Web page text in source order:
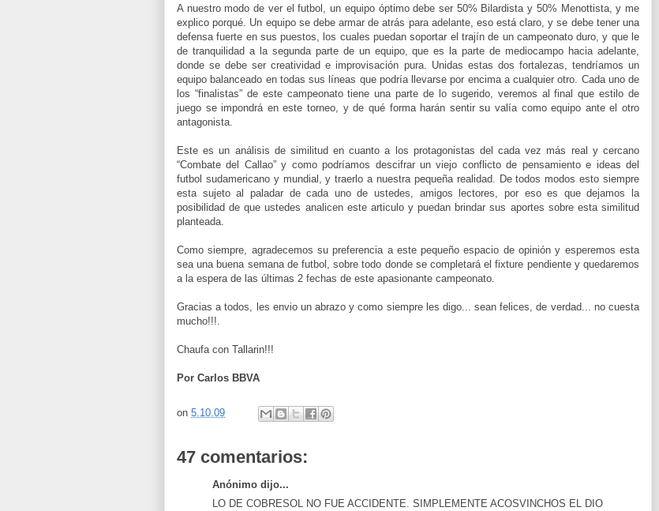
A nuestro modo de ver el futbol, un equipo óptimo debe ser 50% Bilardista y 50% Menottista, y me
explico porqué. Un equipo se debe armar de atrás para adelante, eso está claro, y se debe tener una
defensa fuerte en sus puestos, los cuales puedan soportar el trajín de un campeonato duro, y que le
de tranquilidad a la segunda parte de un equipo, que es la parte de mediocampo hacia adelante,
donde se debe ser creatividad e improvisación pura. Unidas estas dos fortalezas, tendríamos un
equipo balanceado en todas sus líneas que podría llevarse por encima a cualquier otro. Cada uno de
los “finalistas” de este campeonato tiene una parte de lo sugerido, veremos al final que estilo de
juego se impondrá en este torneo, y de qué forma harán sentir su valía como equipo ante el otro
antagonista.
Este es un análisis de similitud en cuanto a los protagonistas del cada vez más real y cercano
“Combate del Callao” y como podríamos descifrar un viejo conflicto de pensamiento e ideas del
futbol sudamericano y mundial, y traerlo a nuestra pequeña realidad. De todos modos esto siempre
esta sujeto al paladar de cada uno de ustedes, amigos lectores, por eso es que dejamos la
posibilidad de que ustedes analicen este articulo y puedan brindar sus aportes sobre esta similitud
planteada.
Como siempre, agradecemos su preferencia a este pequeño espacio de opinión y esperemos esta
sea una buena semana de futbol, sobre todo donde se completará el fixture pendiente y quedaremos
a la espera de las últimas 2 fechas de este apasionante campeonato.
Gracias a todos, les envio un abrazo y como siempre les digo... sean felices, de verdad... no cuesta
mucho!!!.
Chaufa con Tallarin!!!
Por Carlos BBVA
on 5.10.09
47 comentarios:
Anónimo dijo...
LO DE COBRESOL NO FUE ACCIDENTE. SIMPLEMENTE ACOSVINCHOS EL DIO